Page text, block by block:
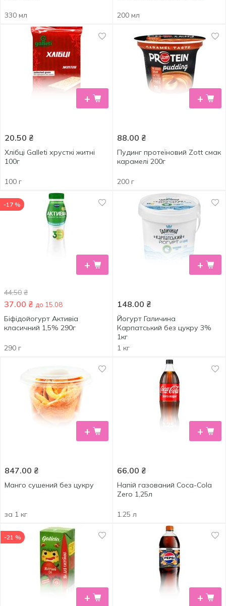
330 мл 200 мл
+
20.50 ₴
Хлібці Galleti хрусткі житні
100г
100 г
+
88.00 ₴
Пудинг протеїновий Zott смак
карамелі 200г
200 г
+
-17 %
44.50 ₴
37.00 ₴ до 15.08
Біфідойогурт Активіа
класичний 1,5% 290г
290 г
+
148.00 ₴
Йогурт Галичина
Карпатський без цукру 3%
1кг
1 кг
+
847.00 ₴
Манго сушений без цукру
за 1 кг
+
66.00 ₴
Напій газований Coca-Cola
Zero 1,25л
1.25 л
+
-21 %
+